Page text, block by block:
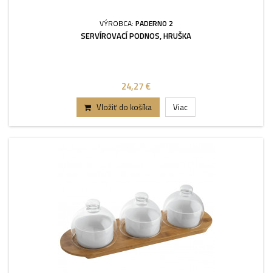
VÝROBCA: PADERNO 2
SERVÍROVACÍ PODNOS, HRUŠKA
24,27 €
Vložiť do košíka Viac